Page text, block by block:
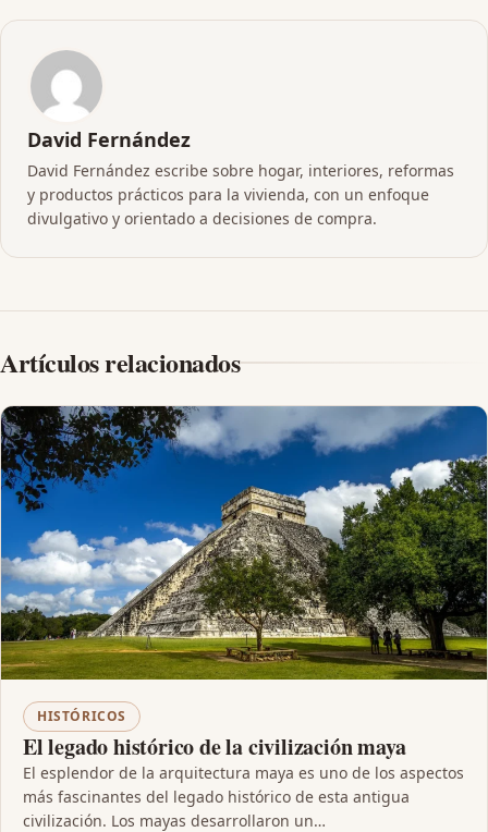
David Fernández
David Fernández escribe sobre hogar, interiores, reformas
y productos prácticos para la vivienda, con un enfoque
divulgativo y orientado a decisiones de compra.
Artículos relacionados
HISTÓRICOS
El legado histórico de la civilización maya
El esplendor de la arquitectura maya es uno de los aspectos
más fascinantes del legado histórico de esta antigua
civilización. Los mayas desarrollaron un…